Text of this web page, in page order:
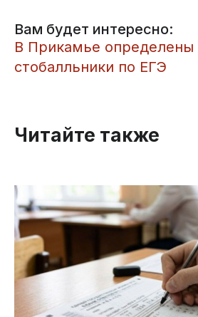
Вам будет интересно:
​В Прикамье определены
стобалльники по ЕГЭ
Читайте также